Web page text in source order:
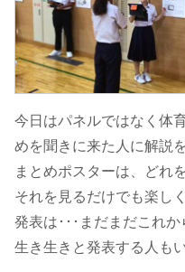
今日はパネルではなく体
めを聞きに来た人に解説
まとめポスターは、どれ
それを見るだけでも楽し
発表は･･･まだまだこれか
生き生きと発表する人も